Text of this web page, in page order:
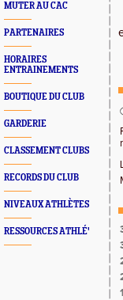
MUTER AU CAC
PARTENAIRES
HORAIRES
ENTRAINEMENTS
BOUTIQUE DU CLUB
GARDERIE
CLASSEMENT CLUBS
RECORDS DU CLUB
NIVEAUX ATHLÈTES
RESSOURCES ATHLÉ'